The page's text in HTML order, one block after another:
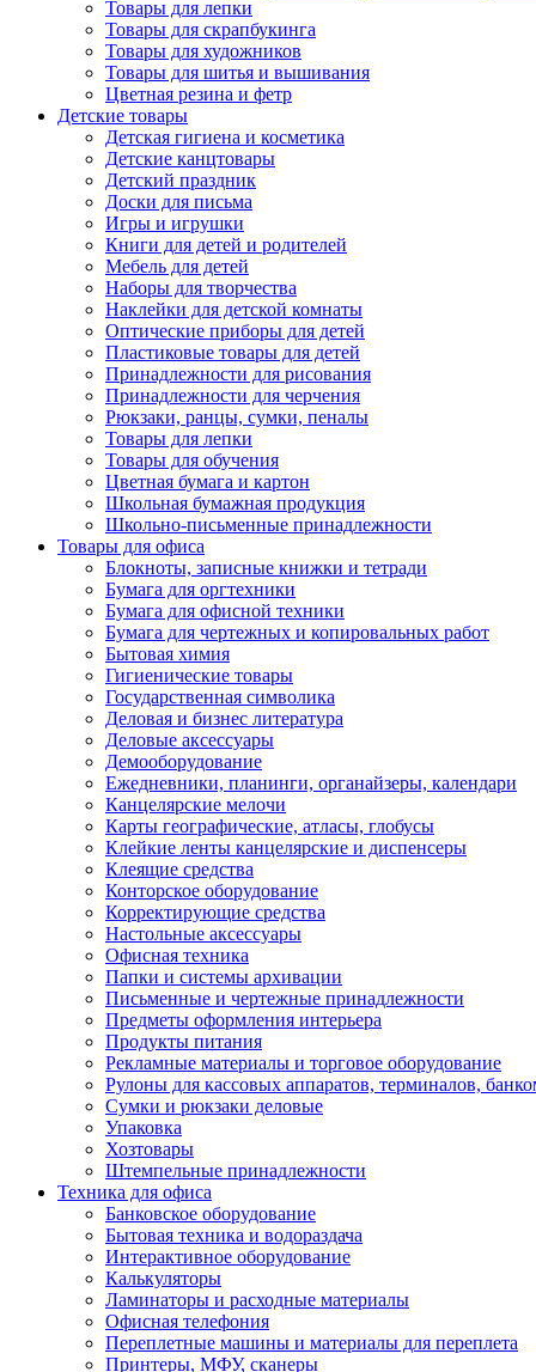
Товары для лепки
Товары для скрапбукинга
Товары для художников
Товары для шитья и вышивания
Цветная резина и фетр
Детские товары
Детская гигиена и косметика
Детские канцтовары
Детский праздник
Доски для письма
Игры и игрушки
Книги для детей и родителей
Мебель для детей
Наборы для творчества
Наклейки для детской комнаты
Оптические приборы для детей
Пластиковые товары для детей
Принадлежности для рисования
Принадлежности для черчения
Рюкзаки, ранцы, сумки, пеналы
Товары для лепки
Товары для обучения
Цветная бумага и картон
Школьная бумажная продукция
Школьно-письменные принадлежности
Товары для офиса
Блокноты, записные книжки и тетради
Бумага для оргтехники
Бумага для офисной техники
Бумага для чертежных и копировальных работ
Бытовая химия
Гигиенические товары
Государственная символика
Деловая и бизнес литература
Деловые аксессуары
Демооборудование
Ежедневники, планинги, органайзеры, календари
Канцелярские мелочи
Карты географические, атласы, глобусы
Клейкие ленты канцелярские и диспенсеры
Клеящие средства
Конторское оборудование
Корректирующие средства
Настольные аксессуары
Офисная техника
Папки и системы архивации
Письменные и чертежные принадлежности
Предметы оформления интерьера
Продукты питания
Рекламные материалы и торговое оборудование
Рулоны для кассовых аппаратов, терминалов,
Сумки и рюкзаки деловые
Упаковка
Хозтовары
Штемпельные принадлежности
Техника для офиса
Банковское оборудование
Бытовая техника и водораздача
Интерактивное оборудование
Калькуляторы
Ламинаторы и расходные материалы
Офисная телефония
Переплетные машины и материалы для переплета
Принтеры, МФУ, сканеры